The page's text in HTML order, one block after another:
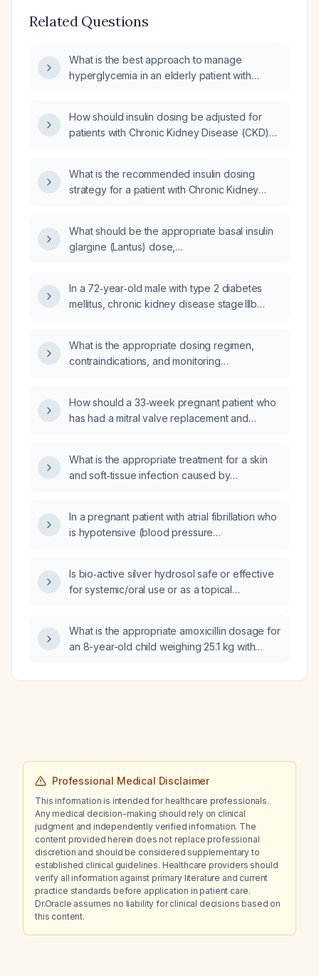
Related Questions
What is the best approach to manage
hyperglycemia in an elderly patient with
How should insulin dosing be adjusted for
patients with Chronic Kidney Disease (CKD)
What is the recommended insulin dosing
strategy for a patient with Chronic Kidney
What should be the appropriate basal insulin
glargine (Lantus) dose,
diabetes, weight 145 kg, chronic kidney
disease (creatinine 1.22 mg/dL,
glargine in the morning, 40 U glargine in the
evening, and 20 U rapid‑acting insulin with
currently on a variable insulin drip?
In a 72‑year‑old male with type 2 diabetes
mellitus, chronic kidney disease stage IIIb
whose glycated hemoglobin is about 8 % and
who is currently taking insulin glargine
(Humulin) 4 U before each meal, how should
his diabetes regimen be adjusted to optimize
What is the appropriate dosing regimen,
contraindications, and monitoring
How should a 33‑week pregnant patient who
has had a mitral valve replacement and
What is the appropriate treatment for a skin
and soft‑tissue infection caused by
In a pregnant patient with atrial fibrillation who
is hypotensive (blood pressure
Is bio‑active silver hydrosol safe or effective
for systemic/oral use or as a topical
What is the appropriate amoxicillin dosage for
an 8-year-old child weighing 25.1 kg with
Professional Medical Disclaimer
This information is intended for healthcare professionals.
Any medical decision-making should rely on clinical
judgment and independently verified information. The
content provided herein does not replace professional
discretion and should be considered supplementary to
established clinical guidelines. Healthcare providers should
verify all information against primary literature and current
practice standards before application in patient care.
Dr.Oracle assumes no liability for clinical decisions based on
this content.